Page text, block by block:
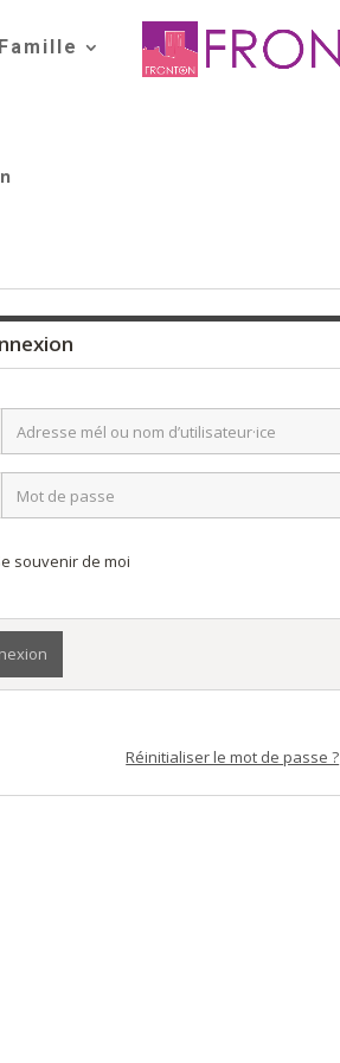
Famille
souvenir de moi
Réinitialiser le mot de passe ?